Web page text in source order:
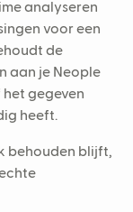
analyseren
voor een
de
aan je Neople
gegeven
heeft.
behouden blijft,